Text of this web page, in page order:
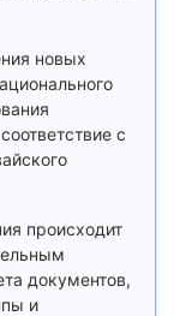
новых
с
происходит
документов,
и